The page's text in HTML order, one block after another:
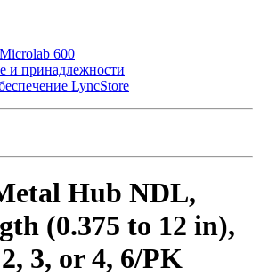
600
и принадлежности
LyncStore
Hub NDL,
(0.375 to 12 in),
3, or 4, 6/PK